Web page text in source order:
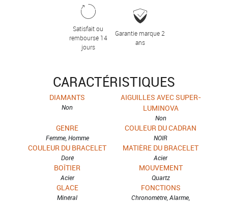
Satisfait ou
remboursé 14
jours
Garantie marque 2
ans
CARACTÉRISTIQUES
DIAMANTS
Non
AIGUILLES AVEC SUPER-
LUMINOVA
Non
GENRE
Femme, Homme
COULEUR DU CADRAN
NOIR
COULEUR DU BRACELET
Doré
MATIÈRE DU BRACELET
Acier
BOÎTIER
Acier
MOUVEMENT
Quartz
GLACE
Minéral
FONCTIONS
Chronomètre, Alarme,